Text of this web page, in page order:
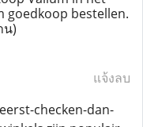
goedkoop bestellen.
น)
แจ้งลบ
checken-dan-